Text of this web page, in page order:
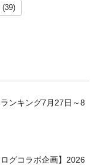
(39)
ンキング7月27日～8
グコラボ企画】2026